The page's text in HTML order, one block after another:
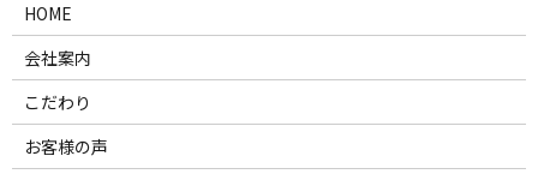
HOME
会社案内
こだわり
お客様の声